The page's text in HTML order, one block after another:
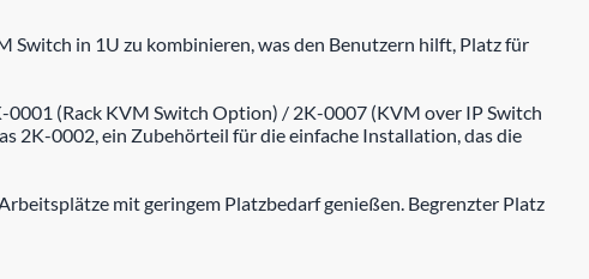
in 1U zu kombinieren, was den Benutzern hilft, Platz für
(Rack KVM Switch Option) / 2K-0007 (KVM over IP Switch
2K-0002, ein Zubehörteil für die einfache Installation, das die
mit geringem Platzbedarf genießen. Begrenzter Platz